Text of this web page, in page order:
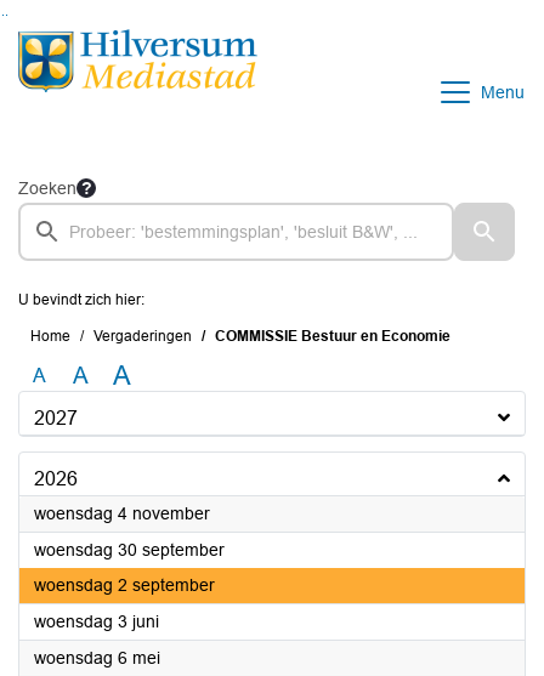
Ga naar de inhoud van deze pagina
Ga naar het zoeken
Menu
Zoeken
U bevindt zich hier:
Home Vergaderingen COMMISSIE Bestuur en Economie
A A A
2027
2026
woensdag 4 november2026
woensdag 30 september2026
woensdag 2 september2026
woensdag 3 juni2026
woensdag 6 mei2026